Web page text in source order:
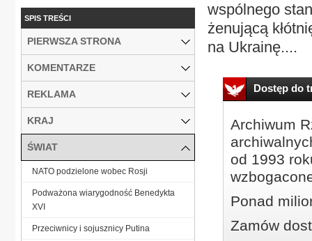
wspólnego
żenującą
na Ukrainę....
Dostęp do
Archiwum
od 1993
Ponad
Zamów
SPIS TREŚCI
PIERWSZA STRONA
KOMENTARZE
REKLAMA
KRAJ
ŚWIAT
NATO podzielone wobec Rosji
Podważona wiarygodność Benedykta
XVI
Przeciwnicy i sojusznicy Putina